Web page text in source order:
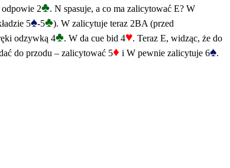
2♣. N spasuje, a co ma zalicytować E? W
5♠-5♣). W zalicytuje teraz 2BA (przed
odzywką 4♣. W da cue bid 4♥. Teraz E, widząc, że do
do przodu – zalicytować 5♦ i W pewnie zalicytuje 6♠.